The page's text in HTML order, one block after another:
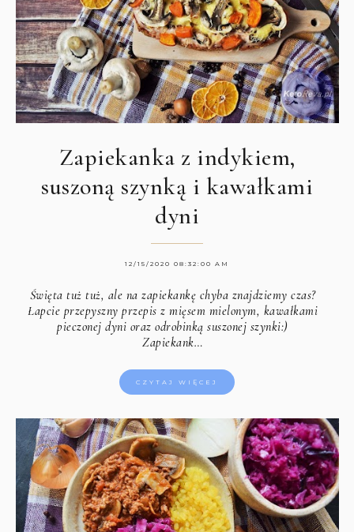
Zapiekanka z indykiem,
suszoną szynką i kawałkami
dyni
12/15/2020 08:32:00 AM
Święta tuż tuż, ale na zapiekankę chyba znajdziemy czas?
Łapcie przepyszny przepis z mięsem mielonym, kawałkami
pieczonej dyni oraz odrobinką suszonej szynki:)
Zapiekank…
CZYTAJ WIĘCEJ